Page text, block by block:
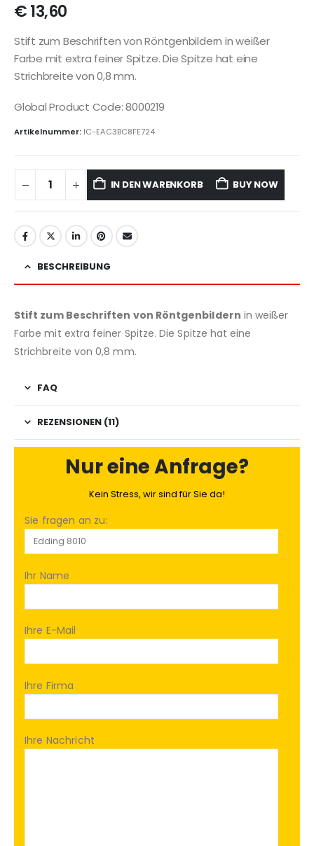
€13,60
Stift zum Beschriften von Röntgenbildern in weißer
Farbe mit extra feiner Spitze. Die Spitze hat eine
Strichbreite von 0,8 mm.
Global Product Code: 8000219
Artikelnummer: IC-EAC3BC8FE724
IN DEN WARENKORB BUY NOW
BESCHREIBUNG
Stift zum Beschriften von Röntgenbildern in weißer
Farbe mit extra feiner Spitze. Die Spitze hat eine
Strichbreite von 0,8 mm.
FAQ
REZENSIONEN (11)
Nur eine Anfrage?
Kein Stress, wir sind für Sie da!
Sie fragen an zu:
Ihr Name
Ihre E-Mail
Ihre Firma
Ihre Nachricht